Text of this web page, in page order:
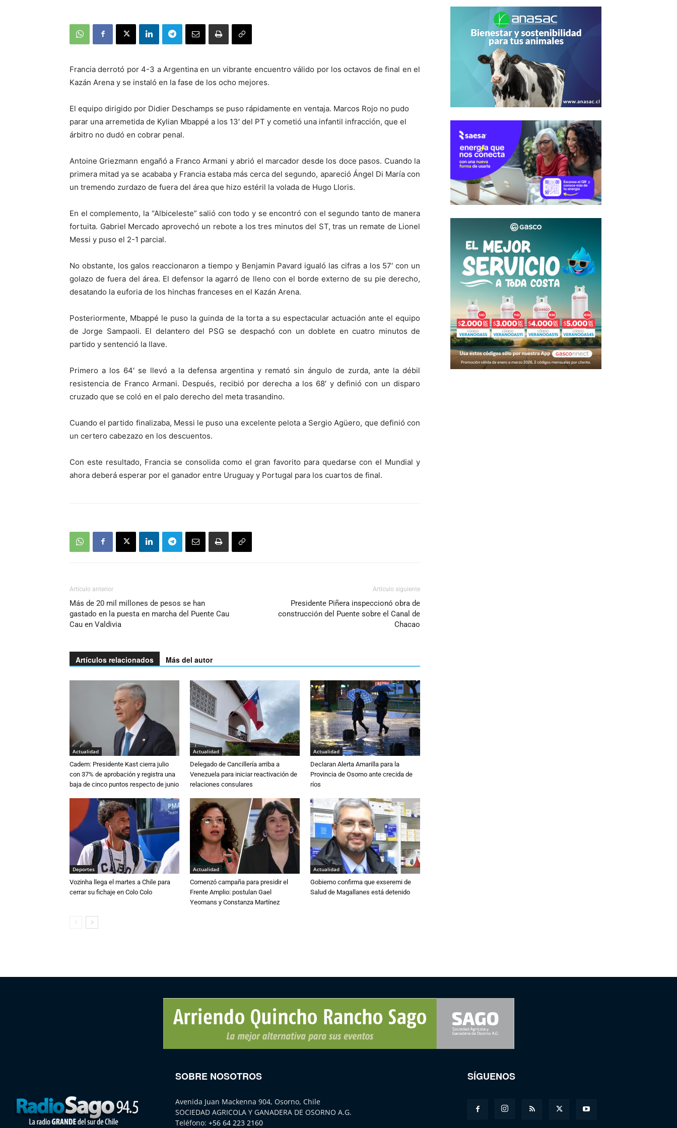
Francia derrotó por 4-3 a Argentina en un vibrante encuentro válido por los octavos de final en el
Kazán Arena y se instaló en la fase de los ocho mejores.
El equipo dirigido por Didier Deschamps se puso rápidamente en ventaja. Marcos Rojo no pudo
parar una arremetida de Kylian Mbappé a los 13′ del PT y cometió una infantil infracción, que el
árbitro no dudó en cobrar penal.
Antoine Griezmann engañó a Franco Armani y abrió el marcador desde los doce pasos. Cuando la
primera mitad ya se acababa y Francia estaba más cerca del segundo, apareció Ángel Di María con
un tremendo zurdazo de fuera del área que hizo estéril la volada de Hugo Lloris.
En el complemento, la “Albiceleste” salió con todo y se encontró con el segundo tanto de manera
fortuita. Gabriel Mercado aprovechó un rebote a los tres minutos del ST, tras un remate de Lionel
Messi y puso el 2-1 parcial.
No obstante, los galos reaccionaron a tiempo y Benjamin Pavard igualó las cifras a los 57′ con un
golazo de fuera del área. El defensor la agarró de lleno con el borde externo de su pie derecho,
desatando la euforia de los hinchas franceses en el Kazán Arena.
Posteriormente, Mbappé le puso la guinda de la torta a su espectacular actuación ante el equipo
de Jorge Sampaoli. El delantero del PSG se despachó con un doblete en cuatro minutos de
partido y sentenció la llave.
Primero a los 64′ se llevó a la defensa argentina y remató sin ángulo de zurda, ante la débil
resistencia de Franco Armani. Después, recibió por derecha a los 68′ y definió con un disparo
cruzado que se coló en el palo derecho del meta trasandino.
Cuando el partido finalizaba, Messi le puso una excelente pelota a Sergio Agüero, que definió con
un certero cabezazo en los descuentos.
Con este resultado, Francia se consolida como el gran favorito para quedarse con el Mundial y
ahora deberá esperar por el ganador entre Uruguay y Portugal para los cuartos de final.
Artículo anterior
Más de 20 mil millones de pesos se han
gastado en la puesta en marcha del Puente Cau
Cau en Valdivia
Artículo siguiente
Presidente Piñera inspeccionó obra de
construcción del Puente sobre el Canal de
Chacao
Artículos relacionados Más del autor
Actualidad
Cadem: Presidente Kast cierra julio
con 37% de aprobación y registra una
baja de cinco puntos respecto de junio
Actualidad
Delegado de Cancillería arriba a
Venezuela para iniciar reactivación de
relaciones consulares
Actualidad
Declaran Alerta Amarilla para la
Provincia de Osorno ante crecida de
ríos
Deportes
Vozinha llega el martes a Chile para
cerrar su fichaje en Colo Colo
Actualidad
Comenzó campaña para presidir el
Frente Amplio: postulan Gael
Yeomans y Constanza Martínez
Actualidad
Gobierno confirma que exseremi de
Salud de Magallanes está detenido
SOBRE NOSOTROS
Avenida Juan Mackenna 904, Osorno, Chile
SOCIEDAD AGRICOLA Y GANADERA DE OSORNO A.G.
Teléfono: +56 64 223 2160
SÍGUENOS